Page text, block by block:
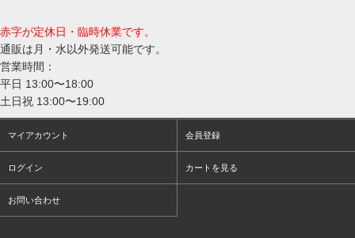
赤字が定休日・臨時休業です。
通販は月・水以外発送可能です。
営業時間：
平日 13:00〜18:00
土日祝 13:00〜19:00
マイアカウント 会員登録
ログイン カートを見る
お問い合わせ